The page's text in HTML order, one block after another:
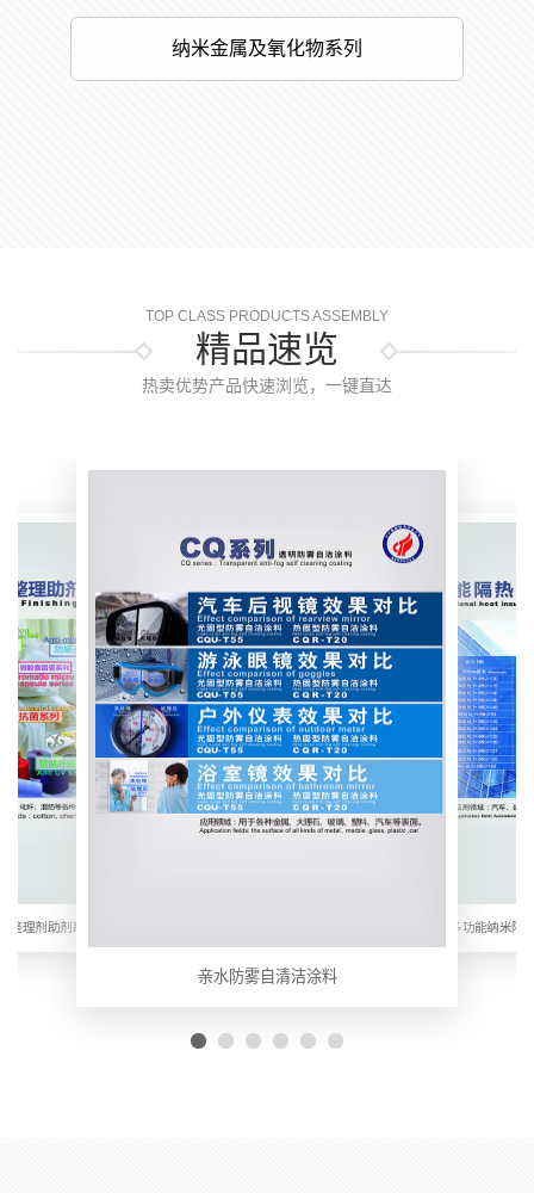
纳米金属及氧化物系列
TOP CLASS PRODUCTS ASSEMBLY
精品速览
热卖优势产品快速浏览，一键直达
整理剂助剂系列
亲水防雾自清洁涂料
多功能纳米隔